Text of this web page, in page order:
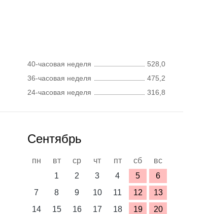
40-часовая неделя
528,0
36-часовая неделя
475,2
24-часовая неделя
316,8
Сентябрь
пн вт ср чт пт сб
вс
1
2 3 4 5
6
7
8 9 10 11 12
13
14
15 16 17 18 19
20